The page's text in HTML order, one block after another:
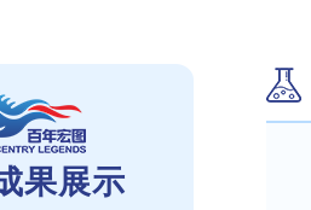
果展示